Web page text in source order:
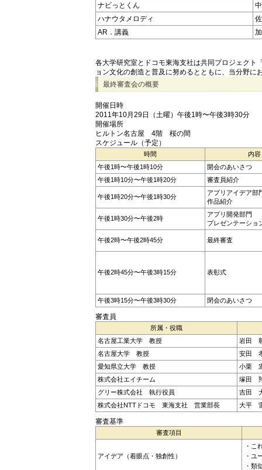
ナビっとくん
ハナウタメロディ
AR．講義
各大学研究室とドコモ東海支社は共同プロジェクト
ョン文化の創造と普及に努めるとともに、当分野
最終審査会の概要
開催日時
2011年10月29日（土曜）午後1時〜午後3時30分
開催場所
ヒルトン名古屋 4階 桜の間
スケジュール（予定）
時間
内容
午後1時〜午後1時10分
開会のあいさつ
午後1時10分〜午後1時20分
審査員紹介
午後1時20分〜午後1時30分
アプリアイデア部
作品紹介
午後1時30分〜午後2時
アプリ開発部門
プレゼンテーショ
午後2時〜午後2時45分 最終審査
午後2時45分〜午後3時15分 表彰式
午後3時15分〜午後3時30分 閉会のあいさつ
審査員
所属・役職
名古屋工業大学 教授
岩田
名古屋大学 教授
安田
愛知県立大学 教授
小栗
株式会社エイチーム
塚田
グリー株式会社 執行役員
吉田
株式会社NTTドコモ 東海支社 営業部長
大平
審査基準
審査項目
アイデア（着眼点・独創性）
・こ
・ユ
・類